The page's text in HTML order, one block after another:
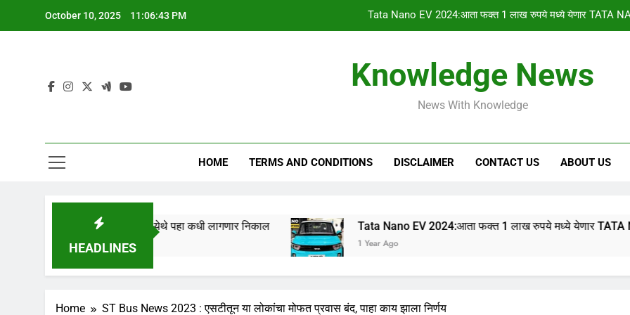
October 10, 2025 11:06:43 PM Tata Nano EV 2024:आता फक्त 1 लाख रुपये मध्ये येणार TATA
gharkul yojana 2024:आपल्या गावची 2023-2024 ची
HSC & SSC Result: 10 वी 12 वी चा निकाल
PM किसान
Knowledge News
News With Knowledge
HOME TERMS AND CONDITIONS DISCLAIMER CONTACT US ABOUT US
HEADLINES
तारखेला लागणार,येथे पहा कधी लागणार निकाल Tata Nano EV 2024:आता फक्त 1 लाख रुपये मध्ये येणार TATA NANO
1 Year Ago
Home ST Bus News 2023 : एसटीतून या लोकांचा मोफत प्रवास बंद, पाहा काय झाला निर्णय